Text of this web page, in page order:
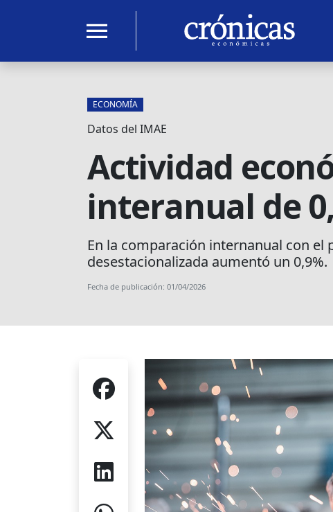
menu
ECONOMÍA
Datos del IMAE
Actividad
interanual de
En la comparación internanual con el
desestacionalizada aumentó un 0,9%.
Fecha de publicación: 01/04/2026